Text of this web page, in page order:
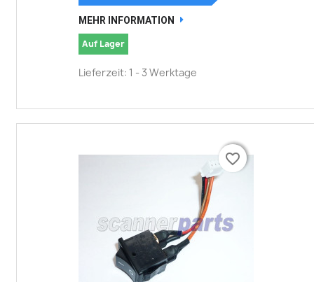
MEHR INFORMATION
Auf Lager
Lieferzeit: 1 - 3 Werktage
favorite_border
favorite_border